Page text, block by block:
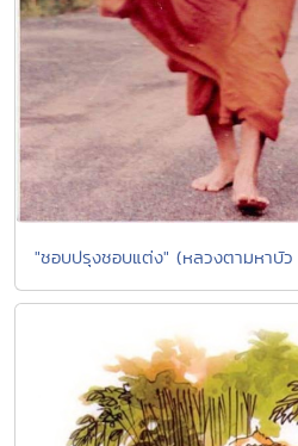
"ชอบปรุงชอบแต่ง" (หลวงตามหาบั